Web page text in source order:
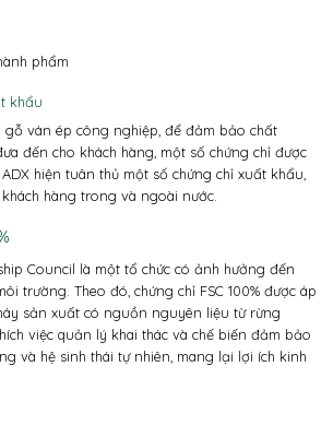
phẩm
khẩu
ván ép công nghiệp, để đảm bảo chất
đến cho khách hàng, một số chứng chỉ được
hiện tuân thủ một số chứng chỉ xuất khẩu,
hàng trong và ngoài nước.
Council là một tổ chức có ảnh hưởng đến
trường. Theo đó, chứng chỉ FSC 100% được áp
sản xuất có nguồn nguyên liệu từ rừng
việc quản lý khai thác và chế biến đảm bảo
và hệ sinh thái tự nhiên, mang lại lợi ích kinh